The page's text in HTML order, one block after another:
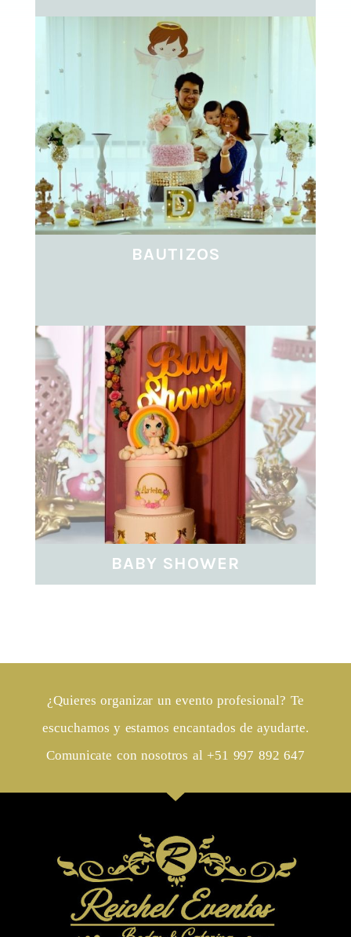
BAUTIZOS
VER MÁS ...
BABY SHOWER
¿Quieres organizar un evento profesional? Te
escuchamos y estamos encantados de ayudarte.
Comunicate con nosotros al +51 997 892 647